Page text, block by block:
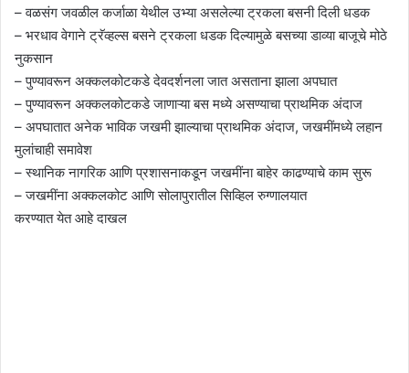
– वळसंग जवळील कर्जाळा येथील उभ्या असलेल्या ट्रकला बसनी दिली धडक
– भरधाव वेगाने ट्रॅव्हल्स बसने ट्रकला धडक दिल्यामुळे बसच्या डाव्या बाजूचे मोठे
नुकसान
– पुण्यावरून अक्कलकोटकडे देवदर्शनला जात असताना झाला अपघात
– पुण्यावरून अक्कलकोटकडे जाणाऱ्या बस मध्ये असण्याचा प्राथमिक अंदाज
– अपघातात अनेक भाविक जखमी झाल्याचा प्राथमिक अंदाज, जखमींमध्ये लहान
मुलांचाही समावेश
– स्थानिक नागरिक आणि प्रशासनाकडून जखमींना बाहेर काढण्याचे काम सुरू
– जखमींना अक्कलकोट आणि सोलापुरातील सिव्हिल रुग्णालयात
करण्यात येत आहे दाखल